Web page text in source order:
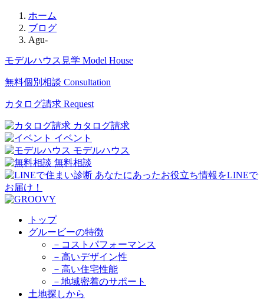
ホーム
ブログ
Agu-
モデルハウス見学 Model House
無料個別相談 Consultation
カタログ請求 Request
カタログ請求
イベント
モデルハウス
無料相談
トップ
グルービーの特徴
－コストパフォーマンス
－高いデザイン性
－高い住宅性能
－地域密着のサポート
土地探しから